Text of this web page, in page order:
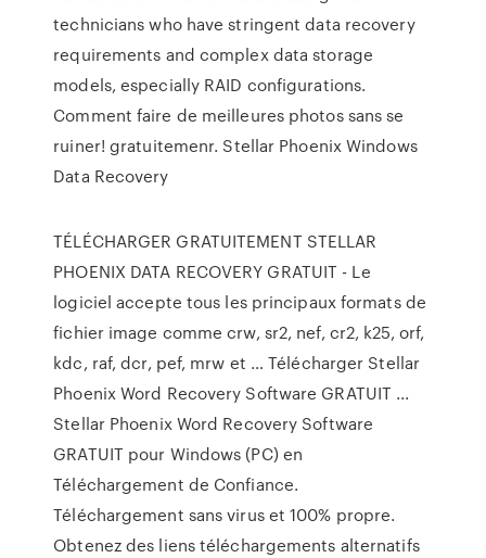
technicians who have stringent data recovery
requirements and complex data storage
models, especially RAID configurations.
Comment faire de meilleures photos sans se
ruiner! gratuitemenr. Stellar Phoenix Windows
Data Recovery
TÉLÉCHARGER GRATUITEMENT STELLAR
PHOENIX DATA RECOVERY GRATUIT - Le
logiciel accepte tous les principaux formats de
fichier image comme crw, sr2, nef, cr2, k25, orf,
kdc, raf, dcr, pef, mrw et … Télécharger Stellar
Phoenix Word Recovery Software GRATUIT ...
Stellar Phoenix Word Recovery Software
GRATUIT pour Windows (PC) en
Téléchargement de Confiance.
Téléchargement sans virus et 100% propre.
Obtenez des liens téléchargements alternatifs